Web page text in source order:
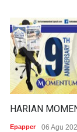
Epapper 06 Agu